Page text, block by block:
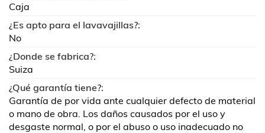
Caja
¿Es apto para el lavavajillas?:
No
¿Donde se fabrica?:
Suiza
¿Qué garantía tiene?:
Garantía de por vida ante cualquier defecto de material
o mano de obra. Los daños causados por el uso y
desgaste normal, o por el abuso o uso inadecuado no